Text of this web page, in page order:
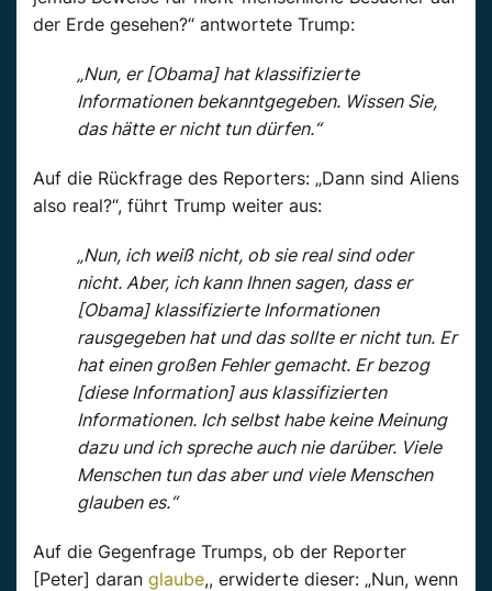
der Erde gesehen?“ antwortete Trump:
„Nun, er [Obama] hat klassifizierte
Informationen bekanntgegeben. Wissen Sie,
das hätte er nicht tun dürfen.“
Auf die Rückfrage des Reporters: „Dann sind Aliens
also real?“, führt Trump weiter aus:
„Nun, ich weiß nicht, ob sie real sind oder
nicht. Aber, ich kann Ihnen sagen, dass er
[Obama] klassifizierte Informationen
rausgegeben hat und das sollte er nicht tun. Er
hat einen großen Fehler gemacht. Er bezog
[diese Information] aus klassifizierten
Informationen. Ich selbst habe keine Meinung
dazu und ich spreche auch nie darüber. Viele
Menschen tun das aber und viele Menschen
glauben es.“
Auf die Gegenfrage Trumps, ob der Reporter
[Peter] daran glaube,, erwiderte dieser: „Nun, wenn